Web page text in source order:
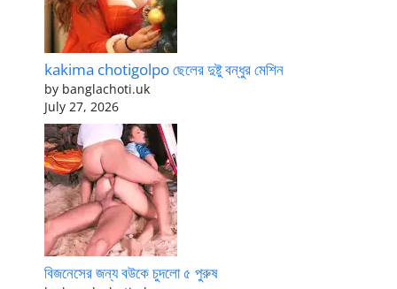
kakima chotigolpo ছেলের দুষ্টু বন্ধুর মেশিন
by banglachoti.uk
July 27, 2026
বিজনেসের জন্য বউকে চুদলো ৫ পুরুষ